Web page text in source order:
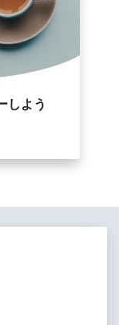
しよう